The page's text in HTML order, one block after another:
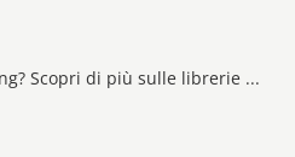
Vuoi riammodernare il living? Scopri di più sulle librerie moderne sospese e arreda i tuoi locali con il modello Pari & Dispari 12.